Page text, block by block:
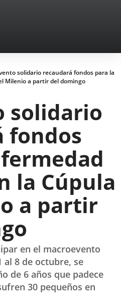
solidario recaudará fondos para la
Milenio a partir del domingo
solidario
fondos
la Cúpula
a partir
en el macroevento
al 8 de octubre, se
de 6 años que padece
30 pequeños en